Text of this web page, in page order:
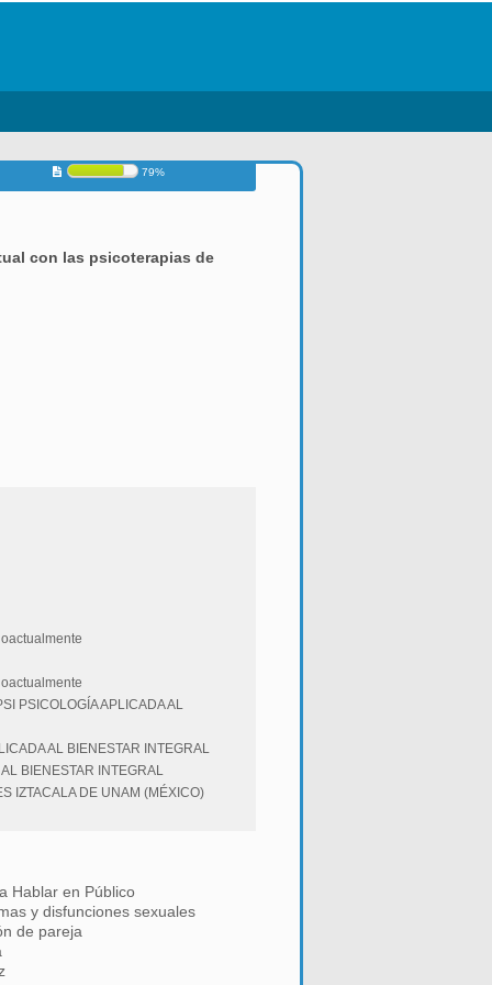
79%
con las psicoterapias de
PSICOLOGÍA APLICADA AL
AL BIENESTAR INTEGRAL
BIENESTAR INTEGRAL
IZTACALA DE UNAM (MÉXICO)
Hablar en Público
y disfunciones sexuales
de pareja